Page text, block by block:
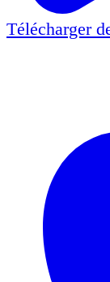
Télécharger